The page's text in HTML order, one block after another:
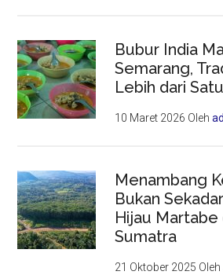
Bubur India
Semarang,
Lebih dari
10 Maret 2026 Oleh
Menambang
Bukan
Hijau Martabe
Sumatra
21 Oktober 2025 Oleh